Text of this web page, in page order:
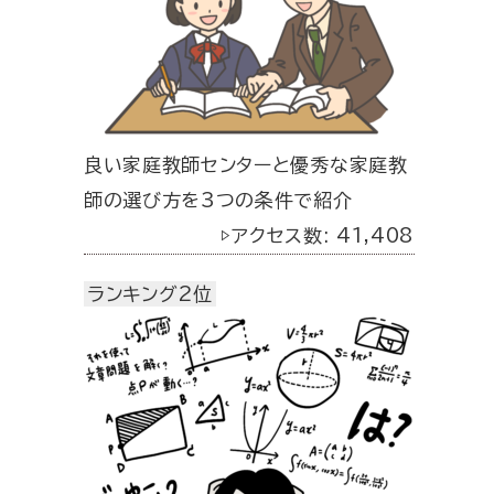
良い家庭教師センターと優秀な家庭教
師の選び方を3つの条件で紹介
▷アクセス数: 41,408
ランキング2位